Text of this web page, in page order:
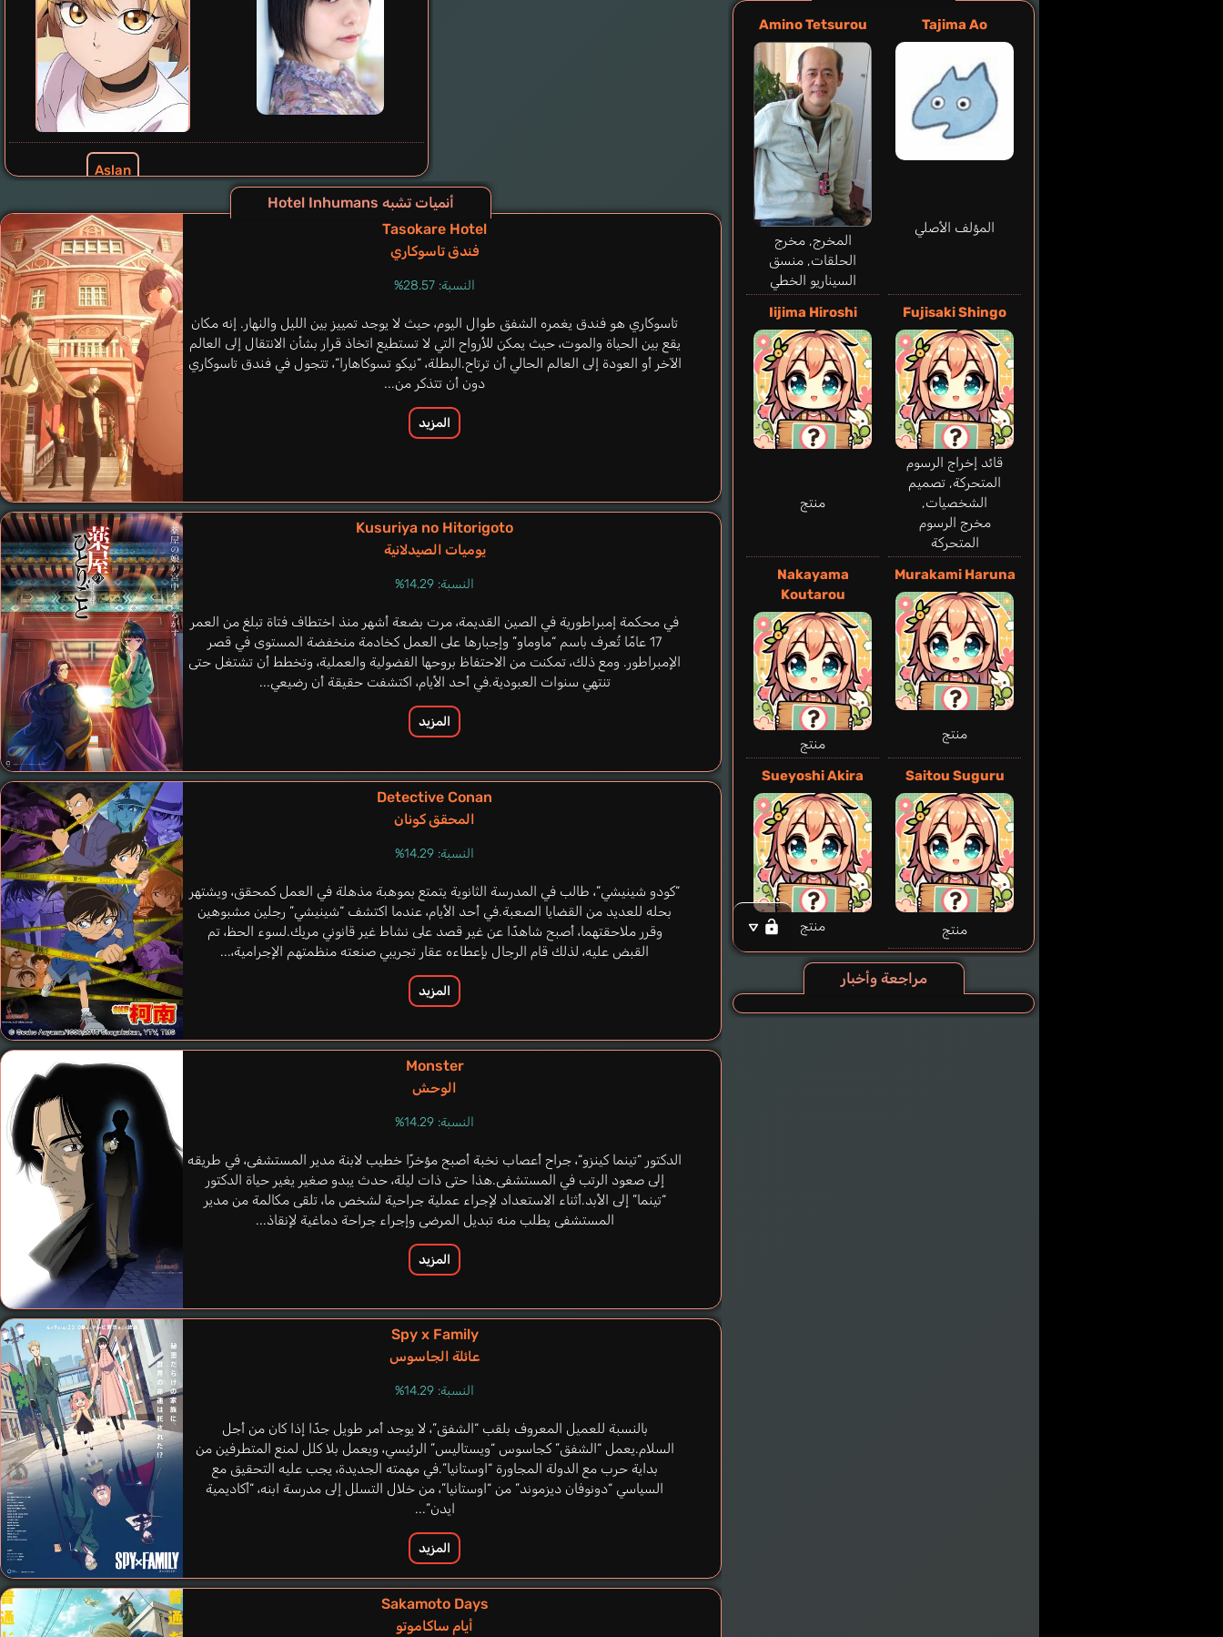
Tajima Ao
المؤلف الأصلي
Amino Tetsurou
المخرج, مخرج
الحلقات, منسق
السيناريو الخطي
Fujisaki Shingo
قائد إخراج الرسوم
المتحركة, تصميم
الشخصيات,
مخرج الرسوم
المتحركة
Iijima Hiroshi
منتج
Murakami Haruna
منتج
Nakayama
Koutarou
منتج
Saitou Suguru
منتج
Sueyoshi Akira
منتج
مراجعة وأخبار
Aslan
Yoshida Jouichirou
Chetana
Danica
Doctor
أنميات تشبه Hotel Inhumans
Tasokare Hotel
فندق تاسوكاري
النسبة: 28.57%
تاسوكاري هو فندق يغمره الشفق طوال اليوم، حيث لا يوجد تمييز بين الليل والنهار. إنه مكان
يقع بين الحياة والموت، حيث يمكن للأرواح التي لا تستطيع اتخاذ قرار بشأن الانتقال إلى العالم
الآخر أو العودة إلى العالم الحالي أن ترتاح.البطلة، “نيكو تسوكاهارا“، تتجول في فندق تاسوكاري
دون أن تتذكر من...
المزيد
Kusuriya no Hitorigoto
يوميات الصيدلانية
النسبة: 14.29%
في محكمة إمبراطورية في الصين القديمة، مرت بضعة أشهر منذ اختطاف فتاة تبلغ من العمر
17 عامًا تُعرف باسم “ماوماو” وإجبارها على العمل كخادمة منخفضة المستوى في قصر
الإمبراطور. ومع ذلك، تمكنت من الاحتفاظ بروحها الفضولية والعملية، وتخطط أن تشتغل حتى
تنتهي سنوات العبودية.في أحد الأيام، اكتشفت حقيقة أن رضيعي...
المزيد
Detective Conan
المحقق كونان
النسبة: 14.29%
“كودو شينيشي”، طالب في المدرسة الثانوية يتمتع بموهبة مذهلة في العمل كمحقق، ويشتهر
بحله للعديد من القضايا الصعبة.في أحد الأيام، عندما اكتشف “شينيشي” رجلين مشبوهين
وقرر ملاحقتهما، أصبح شاهدًا عن غير قصد على نشاط غير قانوني مربِك.لسوء الحظ، تم
القبض عليه، لذلك قام الرجال بإعطاءه عقار تجريبي صنعته منظمتهم الإجرامية،...
المزيد
Monster
الوحش
النسبة: 14.29%
الدكتور “تينما كينزو“، جراح أعصاب نخبة أصبح مؤخرًا خطيب لابنة مدير المستشفى، في طريقه
إلى صعود الرتب في المستشفى.هذا حتى ذات ليلة، حدث يبدو صغير يغير حياة الدكتور
“تينما” إلى الأبد.أثناء الاستعداد لإجراء عملية جراحية لشخص ما، تلقى مكالمة من مدير
المستشفى يطلب منه تبديل المرضى وإجراء جراحة دماغية لإنقاذ...
المزيد
Spy x Family
عائلة الجاسوس
النسبة: 14.29%
بالنسبة للعميل المعروف بلقب “الشفق”، لا يوجد أمر طويل جدًا إذا كان من أجل
السلام.يعمل “الشفق” كجاسوس “ويستاليس” الرئيسي، ويعمل بلا كلل لمنع المتطرفين من
بداية حرب مع الدولة المجاورة “اوستانيا”.في مهمته الجديدة، يجب عليه التحقيق مع
السياسي “دونوفان ديزموند” من “اوستانيا”، من خلال التسلل إلى مدرسة ابنه، “أكاديمية
ايدن”...
المزيد
Sakamoto Days
أيام ساكاموتو